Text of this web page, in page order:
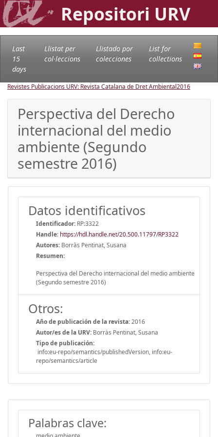
Repositori URV
Last
15
days
Llistat per
col·leccions
Llistado por
colecciones
List for
collections
Revistes Publicacions URV: Revista Catalana de Dret Ambiental2016
Perspectiva del Derecho
internacional del medio
ambiente (Segundo
semestre 2016)
Datos identificativos
Identificador: RP:3322
Handle: https://hdl.handle.net/20.500.11797/RP3322
Autores: Borràs Pentinat, Susana
Resumen:
Perspectiva del Derecho internacional del medio ambiente
(Segundo semestre 2016)
Otros:
Año de publicación de la revista:2016
Autor/es de la URV: Borràs Pentinat, Susana
Tipo de publicación:
info:eu-repo/semantics/publishedVersion, info:eu-
repo/semantics/article
Palabras clave: